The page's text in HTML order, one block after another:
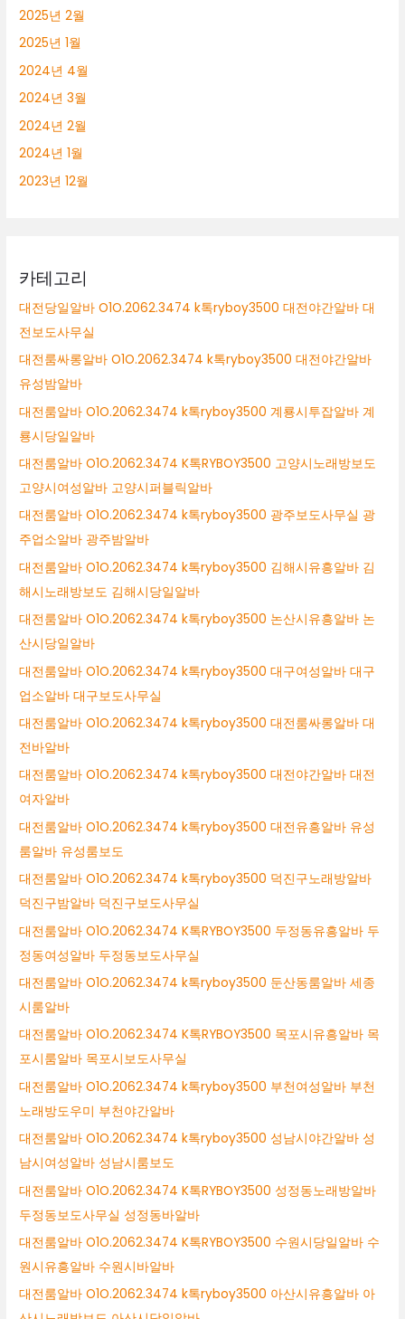
2025년 2월
2025년 1월
2024년 4월
2024년 3월
2024년 2월
2024년 1월
2023년 12월
카테고리
대전당일알바 O1O.2062.3474 k톡ryboy3500 대전야간알바 대
전보도사무실
대전룸싸롱알바 O1O.2062.3474 k톡ryboy3500 대전야간알바
유성밤알바
대전룸알바 O1O.2062.3474 k톡ryboy3500 계룡시투잡알바 계
룡시당일알바
대전룸알바 O1O.2062.3474 K톡RYBOY3500 고양시노래방보도
고양시여성알바 고양시퍼블릭알바
대전룸알바 O1O.2062.3474 k톡ryboy3500 광주보도사무실 광
주업소알바 광주밤알바
대전룸알바 O1O.2062.3474 k톡ryboy3500 김해시유흥알바 김
해시노래방보도 김해시당일알바
대전룸알바 O1O.2062.3474 k톡ryboy3500 논산시유흥알바 논
산시당일알바
대전룸알바 O1O.2062.3474 k톡ryboy3500 대구여성알바 대구
업소알바 대구보도사무실
대전룸알바 O1O.2062.3474 k톡ryboy3500 대전룸싸롱알바 대
전바알바
대전룸알바 O1O.2062.3474 k톡ryboy3500 대전야간알바 대전
여자알바
대전룸알바 O1O.2062.3474 k톡ryboy3500 대전유흥알바 유성
룸알바 유성룸보도
대전룸알바 O1O.2062.3474 k톡ryboy3500 덕진구노래방알바
덕진구밤알바 덕진구보도사무실
대전룸알바 O1O.2062.3474 K톡RYBOY3500 두정동유흥알바 두
정동여성알바 두정동보도사무실
대전룸알바 O1O.2062.3474 k톡ryboy3500 둔산동룸알바 세종
시룸알바
대전룸알바 O1O.2062.3474 K톡RYBOY3500 목포시유흥알바 목
포시룸알바 목포시보도사무실
대전룸알바 O1O.2062.3474 k톡ryboy3500 부천여성알바 부천
노래방도우미 부천야간알바
대전룸알바 O1O.2062.3474 k톡ryboy3500 성남시야간알바 성
남시여성알바 성남시룸보도
대전룸알바 O1O.2062.3474 K톡RYBOY3500 성정동노래방알바
두정동보도사무실 성정동바알바
대전룸알바 O1O.2062.3474 K톡RYBOY3500 수원시당일알바 수
원시유흥알바 수원시바알바
대전룸알바 O1O.2062.3474 k톡ryboy3500 아산시유흥알바 아